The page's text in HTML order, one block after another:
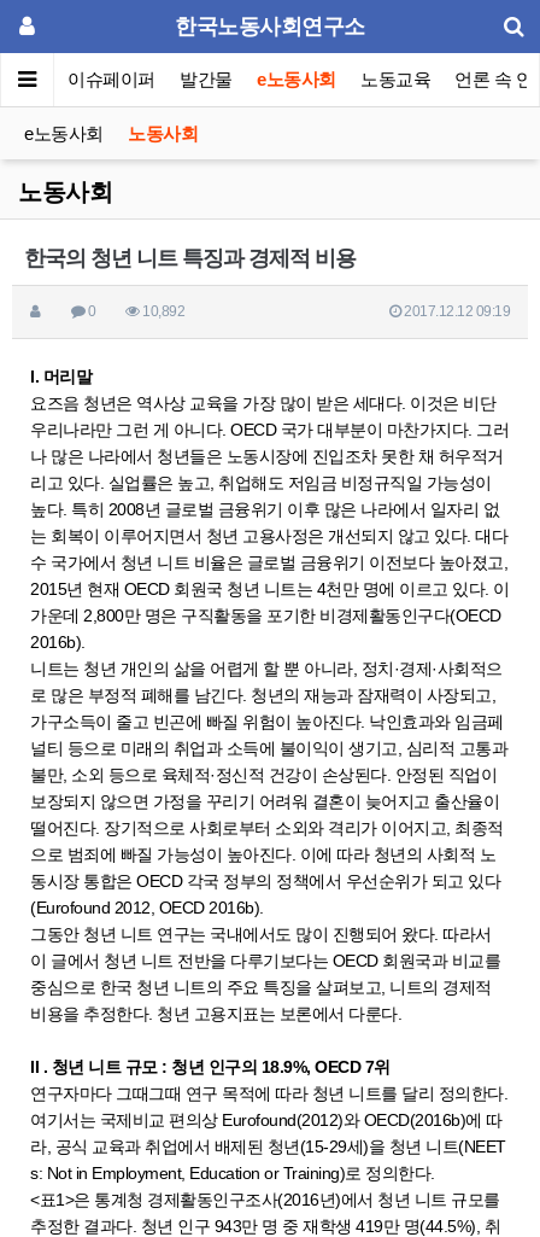
한국노동사회연구소
포럼 이슈페이퍼 발간물 e노동사회 노동교육 언론 속 연
e노동사회 노동사회
노동사회
한국의 청년 니트 특징과 경제적 비용
0 10,892 2017.12.12 09:19
I. 머리말
요즈음 청년은 역사상 교육을 가장 많이 받은 세대다. 이것은 비단
우리나라만 그런 게 아니다. OECD 국가 대부분이 마찬가지다. 그러
나 많은 나라에서 청년들은 노동시장에 진입조차 못한 채 허우적거
리고 있다. 실업률은 높고, 취업해도 저임금 비정규직일 가능성이
높다. 특히 2008년 글로벌 금융위기 이후 많은 나라에서 일자리 없
는 회복이 이루어지면서 청년 고용사정은 개선되지 않고 있다. 대다
수 국가에서 청년 니트 비율은 글로벌 금융위기 이전보다 높아졌고,
2015년 현재 OECD 회원국 청년 니트는 4천만 명에 이르고 있다. 이
가운데 2,800만 명은 구직활동을 포기한 비경제활동인구다(OECD
2016b).
니트는 청년 개인의 삶을 어렵게 할 뿐 아니라, 정치·경제·사회적으
로 많은 부정적 폐해를 남긴다. 청년의 재능과 잠재력이 사장되고,
가구소득이 줄고 빈곤에 빠질 위험이 높아진다. 낙인효과와 임금페
널티 등으로 미래의 취업과 소득에 불이익이 생기고, 심리적 고통과
불만, 소외 등으로 육체적·정신적 건강이 손상된다. 안정된 직업이
보장되지 않으면 가정을 꾸리기 어려워 결혼이 늦어지고 출산율이
떨어진다. 장기적으로 사회로부터 소외와 격리가 이어지고, 최종적
으로 범죄에 빠질 가능성이 높아진다. 이에 따라 청년의 사회적 노
동시장 통합은 OECD 각국 정부의 정책에서 우선순위가 되고 있다
(Eurofound 2012, OECD 2016b).
그동안 청년 니트 연구는 국내에서도 많이 진행되어 왔다. 따라서
이 글에서 청년 니트 전반을 다루기보다는 OECD 회원국과 비교를
중심으로 한국 청년 니트의 주요 특징을 살펴보고, 니트의 경제적
비용을 추정한다. 청년 고용지표는 보론에서 다룬다.
II . 청년 니트 규모 : 청년 인구의 18.9%, OECD 7위
연구자마다 그때그때 연구 목적에 따라 청년 니트를 달리 정의한다.
여기서는 국제비교 편의상 Eurofound(2012)와 OECD(2016b)에 따
라, 공식 교육과 취업에서 배제된 청년(15-29세)을 청년 니트(NEET
s: Not in Employment, Education or Training)로 정의한다.
<표1>은 통계청 경제활동인구조사(2016년)에서 청년 니트 규모를
추정한 결과다. 청년 인구 943만 명 중 재학생 419만 명(44.5%), 취